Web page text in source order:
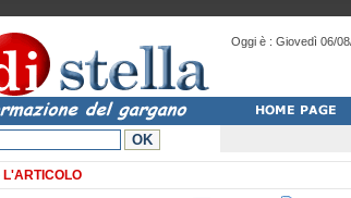
Oggi è : Giovedì 06/
L'ARTICOLO